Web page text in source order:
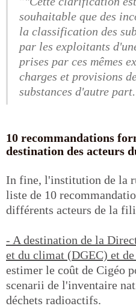
souhaitable que des
la classification des
par les exploitants
prises par ces mêmes
charges et provisions
substances d'autre
10 recommandations
destination des acteurs
In fine, l'institution de la
liste de 10
différents acteurs de la
- A destination de la
et du climat (DGEC) et
estimer le coût de Cigéo
scenarii de l'inventaire
déchets radioactifs.